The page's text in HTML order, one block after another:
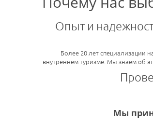
Опыт и
Более 20 лет специализации
внутреннем туризме. Мы знаем об
Мы